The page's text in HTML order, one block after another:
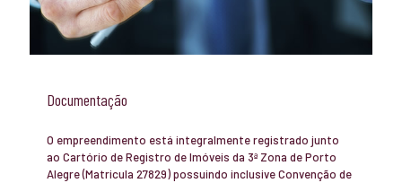
Documentação
O empreendimento está integralmente registrado junto
ao Cartório de Registro de Imóveis da 3ª Zona de Porto
Alegre (Matricula 27829) possuindo inclusive Convenção de